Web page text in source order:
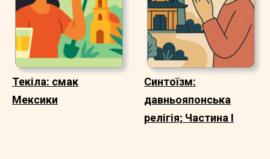
Текіла: смак
Мексики
Синтоїзм:
давньояпонська
релігія; Частина I